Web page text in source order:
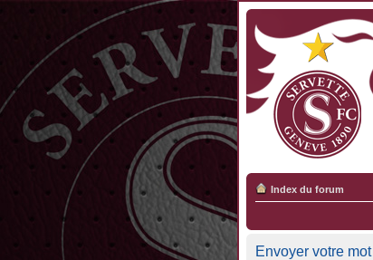
Index du forum
Envoyer votre